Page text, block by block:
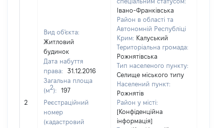
2
Вид об'єкта:
Житловий
будинок
Дата набуття
права:
31.12.2016
Загальна площа
(м2):
197
Реєстраційний
номер
(кадастровий
Івано-Франківська
Район в області та
Автономній Республіці
Крим: Калуський
Територіальна громада:
Рожнятівська
Тип населеного пункту:
Селище міського типу
Населений пункт:
Рожнятів
Район у місті:
[Конфіденційна
інформація]